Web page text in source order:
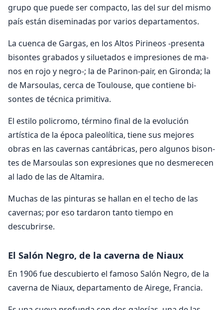
grupo que puede ser compacto, las del sur del mis­mo
país están diseminadas por varios departamentos.
La cuenca de Gargas, en los Altos Pirineos -presenta
bisontes grabados y siluetados e impresiones de ma­
nos en rojo y negro-; la de Parinon-pair, en Gironda; la
de Marsoulas, cerca de Toulouse, que contiene bi­
sontes de técnica primitiva.
El estilo policromo, término final de la evolución
artística de la época paleolítica, tiene sus mejores
obras en las cavernas cantábricas, pero algunos bison­
tes de Marsoulas son expresiones que no desmerecen
al lado de las de Altamira.
Muchas de las pinturas se hallan en el techo de las
cavernas; por eso tar­daron tanto tiempo en
descubrirse.
El Salón Negro, de la caverna de Niaux
En 1906 fue descubierto el famoso Salón Negro, de la
caverna de Niaux, departamento de Airege, Fran­cia.